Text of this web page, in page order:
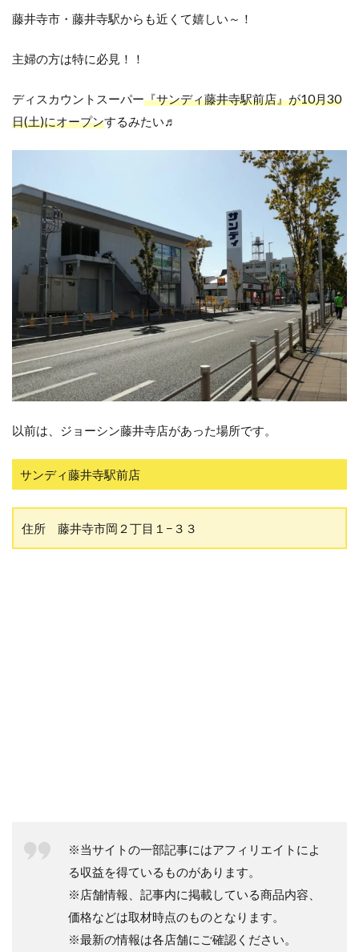
藤井寺市・藤井寺駅からも近くて嬉しい～！
主婦の方は特に必見！！
ディスカウントスーパー『サンディ藤井寺駅前店』が10月30
日(土)にオープンするみたい♬
以前は、ジョーシン藤井寺店があった場所です。
サンディ藤井寺駅前店
住所 藤井寺市岡２丁目１−３３
※当サイトの一部記事にはアフィリエイトによ
る収益を得ているものがあります。
※店舗情報、記事内に掲載している商品内容、
価格などは取材時点のものとなります。
※最新の情報は各店舗にご確認ください。